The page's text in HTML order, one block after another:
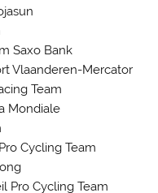
Saxo Bank
Vlaanderen-Mercator
Team
Mondiale
Cycling Team
Pro Cycling Team